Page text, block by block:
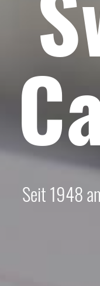
Seit 1948